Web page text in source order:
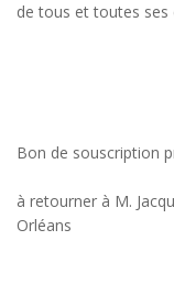
de tous et toutes ses
Bon de souscription
à retourner à M.
Orléans